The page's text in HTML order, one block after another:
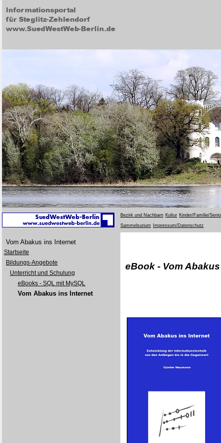
Bezirk und Nachbarn Kultur Kinder/Familie/
Sammelsurium Impressum/Datenschutz
Vom Abakus ins Internet
Startseite
Bildungs-Angebote
Unterricht und Schulung
eBooks - SQL mit MySQL
Vom Abakus ins Internet
eBook - Vom